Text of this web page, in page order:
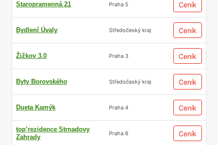
Staropramenná 21 Praha 5 Ceník
Bydlení Úvaly Středočeský kraj Ceník
Žižkov 3.0 Praha 3 Ceník
Byty Borovského Středočeský kraj Ceník
Dueta Kamýk Praha 4 Ceník
top’rezidence Strnadovy
Zahrady
Praha 6 Ceník